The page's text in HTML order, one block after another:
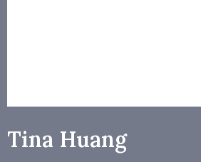
Tina Huang